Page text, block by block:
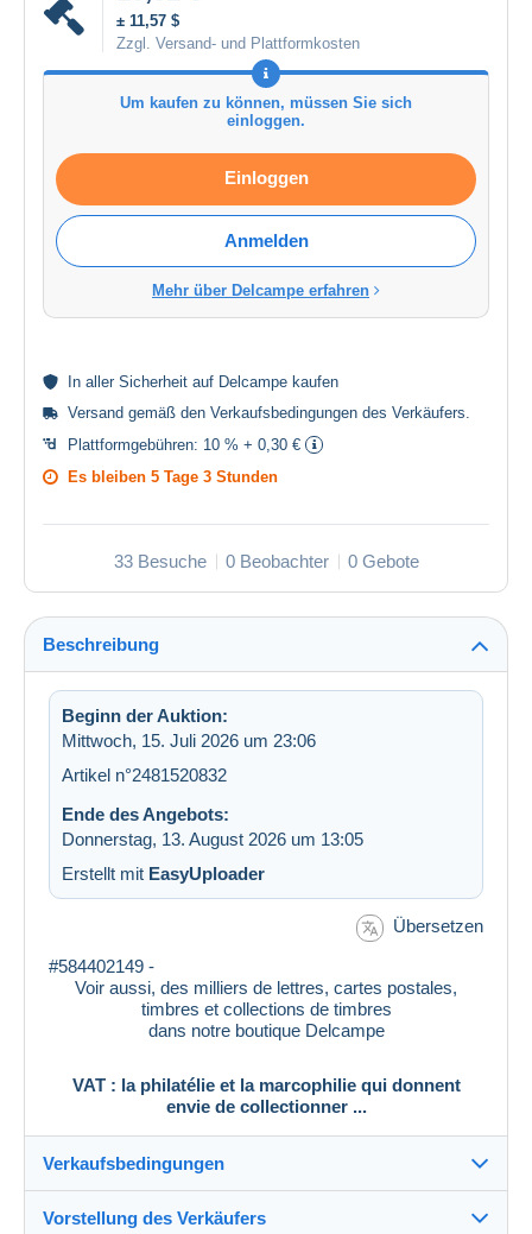
± 11,57 $
Zzgl. Versand- und Plattformkosten
Um kaufen zu können, müssen Sie sich
einloggen.
Einloggen
Anmelden
Mehr über Delcampe erfahren
In aller Sicherheit auf Delcampe kaufen
Versand gemäß den Verkaufsbedingungen des Verkäufers.
Plattformgebühren: 10 % + 0,30 €
Es bleiben 5 Tage 3 Stunden
33 Besuche 0 Beobachter 0 Gebote
Beschreibung
Beginn der Auktion:
Mittwoch, 15. Juli 2026 um 23:06
Artikel n°2481520832
Ende des Angebots:
Donnerstag, 13. August 2026 um 13:05
Erstellt mit EasyUploader
Übersetzen
#584402149 -
Voir aussi, des milliers de lettres, cartes postales,
timbres et collections de timbres
dans notre boutique Delcampe
VAT : la philatélie et la marcophilie qui donnent
envie de collectionner ...
Verkaufsbedingungen
Vorstellung des Verkäufers